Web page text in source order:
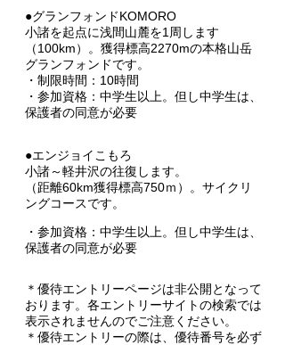
●グランフォンドKOMORO
小諸を起点に浅間山麓を1周します
（100km）。獲得標高2270mの本格山岳
グランフォンドです。
・制限時間：10時間
・参加資格：中学生以上。但し中学生は、
保護者の同意が必要
●エンジョイこもろ
小諸～軽井沢の往復します。
（距離60km獲得標高750ｍ）。サイクリ
ングコースです。
・参加資格：中学生以上。但し中学生は、
保護者の同意が必要
＊優待エントリーページは非公開となって
おります。各エントリーサイトの検索では
表示されませんのでご注意ください。
＊優待エントリーの際は、優待番号を必ず